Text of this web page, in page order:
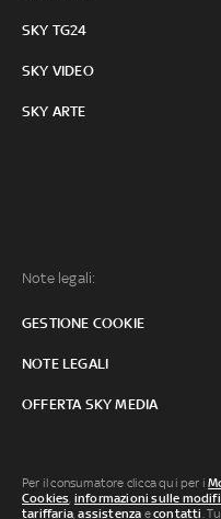
SKY TG24
SKY VIDEO
SKY ARTE
Note legali:
GESTIONE COOKIE
NOTE LEGALI
OFFERTA SKY MEDIA
Per il consumatore clicca qui per i
Cookies, informazioni sulle
tariffaria,assistenza econtatti.